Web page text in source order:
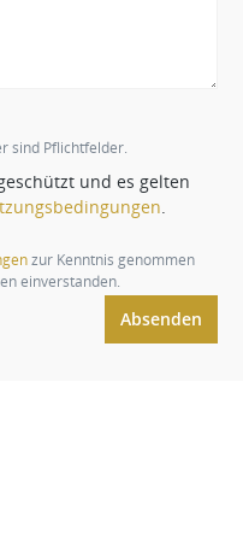
sind Pflichtfelder.
und es gelten
zur Kenntnis genommen
einverstanden.
Absenden